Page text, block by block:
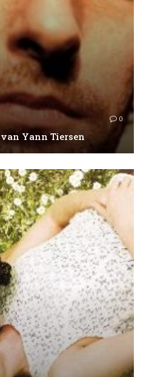
0
Yann Tiersen